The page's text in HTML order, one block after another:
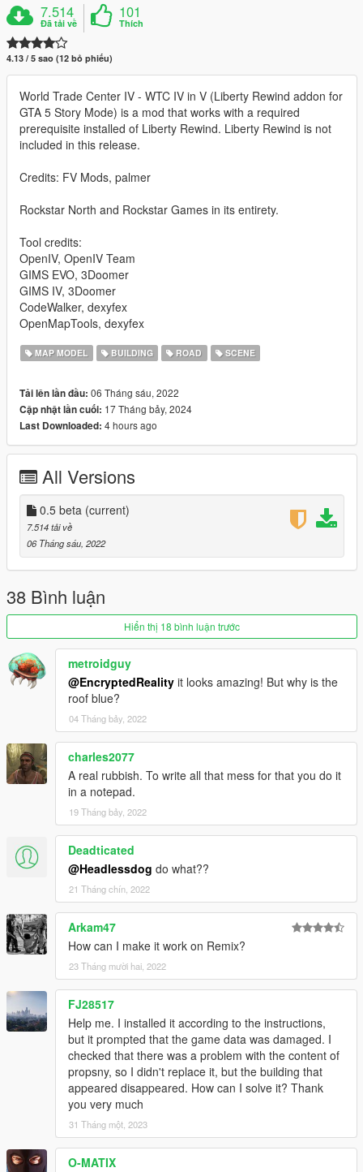
7.514
Đã tải về
101
Thích
4.13 / 5 sao (12 bỏ phiếu)
World Trade Center IV - WTC IV in V (Liberty Rewind addon for
GTA 5 Story Mode) is a mod that works with a required
prerequisite installed of Liberty Rewind. Liberty Rewind is not
included in this release.
Credits: FV Mods, palmer
Rockstar North and Rockstar Games in its entirety.
Tool credits:
OpenIV, OpenIV Team
GIMS EVO, 3Doomer
GIMS IV, 3Doomer
CodeWalker, dexyfex
OpenMapTools, dexyfex
MAP MODEL BUILDING ROAD SCENE
Tải lên lần đầu: 06 Tháng sáu, 2022
Cập nhật lần cuối: 17 Tháng bảy, 2024
Last Downloaded: 4 hours ago
All Versions
0.5 beta (current)
7.514 tải về
06 Tháng sáu, 2022
38 Bình luận
Hiển thị 18 bình luận trước
metroidguy
@EncryptedReality it looks amazing! But why is the
roof blue?
04 Tháng bảy, 2022
charles2077
A real rubbish. To write all that mess for that you do it
in a notepad.
19 Tháng bảy, 2022
Deadticated
@Headlessdog do what??
21 Tháng chín, 2022
Arkam47
How can I make it work on Remix?
23 Tháng mười hai, 2022
FJ28517
Help me. I installed it according to the instructions,
but it prompted that the game data was damaged. I
checked that there was a problem with the content of
propsny, so I didn't replace it, but the building that
appeared disappeared. How can I solve it? Thank
you very much
31 Tháng một, 2023
O-MATIX